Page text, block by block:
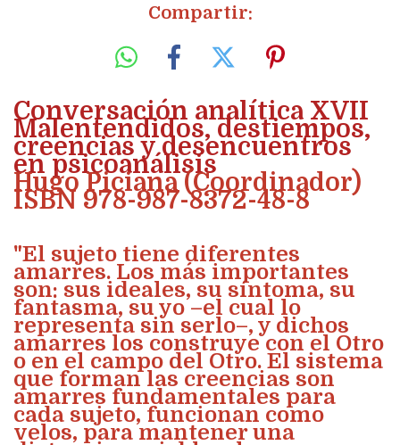
Compartir:
Conversación analítica XVII
Malentendidos, destiempos,
creencias y desencuentros
en psicoanálisis
Hugo Piciana (Coordinador)
ISBN 978-987-8372-48-8
"El sujeto tiene diferentes
amarres. Los más importantes
son: sus ideales, su síntoma, su
fantasma, su yo –el cual lo
representa sin serlo–, y dichos
amarres los construye con el Otro
o en el campo del Otro. El sistema
que forman las creencias son
amarres fundamentales para
cada sujeto, funcionan como
velos, para mantener una